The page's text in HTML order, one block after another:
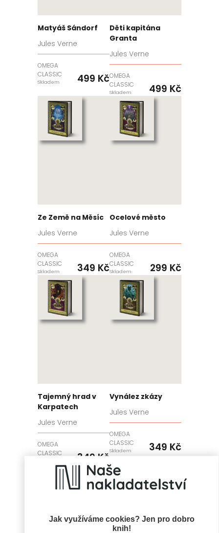
Jak využíváme cookies? Jen pro dobro
knih!
Matyáš Sándorf
Jules Verne
OMEGA
CLASSIC
Skladem 499 Kč
Děti kapitána
Granta
Jules Verne
OMEGA
CLASSIC
Skladem 499 Kč
Ze Země na Měsíc
Jules Verne
OMEGA
CLASSIC
Skladem 349 Kč
Ocelové město
Jules Verne
OMEGA
CLASSIC
Skladem 299 Kč
Tajemný hrad v
Karpatech
Jules Verne
OMEGA
CLASSIC
349 Kč
Vynález zkázy
Jules Verne
OMEGA
CLASSIC
Skladem 349 Kč